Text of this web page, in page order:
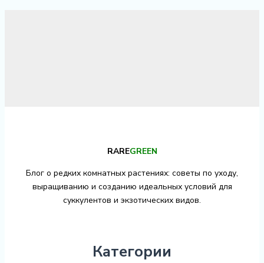
RAREGREEN
Блог о редких комнатных растениях: советы по уходу,
выращиванию и созданию идеальных условий для
суккулентов и экзотических видов.
Категории